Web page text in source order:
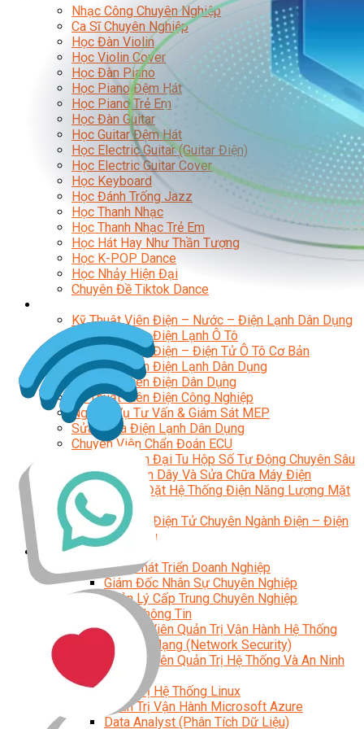
Nhạc Công Chuyên Nghiệp
Ca Sĩ Chuyên Nghiệp
Học Đàn Violin
Học Violin Cover
Học Đàn Piano
Học Piano Đệm Hát
Học Piano Trẻ Em
Học Đàn Guitar
Học Guitar Đệm Hát
Học Electric Guitar (Guitar Điện)
Học Electric Guitar Cover
Học Keyboard
Học Đánh Trống Jazz
Học Thanh Nhạc
Học Thanh Nhạc Trẻ Em
Học Hát Hay Như Thần Tượng
Học K-POP Dance
Học Nhảy Hiện Đại
Chuyên Đề Tiktok Dance
Kỹ Thuật Viên Điện – Nước – Điện Lạnh Dân Dụng
Kỹ Thuật Viên Điện Lạnh Ô Tô
Kỹ Thuật Viên Điện – Điện Tử Ô Tô Cơ Bản
Kỹ Thuật Viên Điện Lạnh Dân Dụng
Kỹ Thuật Viên Điện Dân Dụng
Kỹ Thuật Viên Điện Công Nghiệp
Nghiệp Vụ Tư Vấn & Giám Sát MEP
Sửa Chữa Điện Lạnh Dân Dụng
Chuyên Viên Chẩn Đoán ECU
Kỹ Thuật Viên Đại Tu Hộp Số Tự Động Chuyên Sâu
Kỹ Thuật Quấn Dây Và Sửa Chữa Máy Điện
Thiết Kế Lắp Đặt Hệ Thống Điện Năng Lượng Mặt
Trời
Kỹ Thuật Viên Điện Tử Chuyên Ngành Điện – Điện
Lạnh Dân Dụng
Ngành Khác
Quản Trị & Phát Triển Doanh Nghiệp
Giám Đốc Nhân Sự Chuyên Nghiệp
Quản Lý Cấp Trung Chuyên Nghiệp
Công Nghệ Thông Tin
Chuyên Viên Quản Trị Vận Hành Hệ Thống
An Ninh Mạng (Network Security)
Chuyên Viên Quản Trị Hệ Thống Và An Ninh
Mạng
Quản Trị Hệ Thống Linux
Quản Trị Vận Hành Microsoft Azure
Data Analyst (Phân Tích Dữ Liệu)